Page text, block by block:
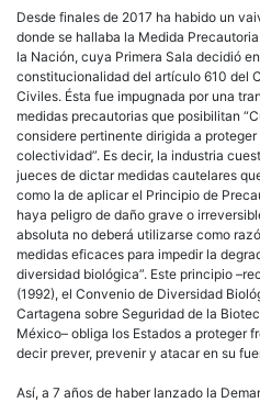
Desde finales de 2017 ha habido un
donde se hallaba la Medida
la Nación, cuya Primera Sala decidió
constitucionalidad del artículo 610 del
Civiles. Ésta fue impugnada por una
medidas precautorias que posibilitan
considere pertinente dirigida a
colectividad”. Es decir, la industria
jueces de dictar medidas cautelares
como la de aplicar el Principio de
haya peligro de daño grave o
absoluta no deberá utilizarse como
medidas eficaces para impedir la
diversidad biológica”. Este principio
(1992), el Convenio de Diversidad
Cartagena sobre Seguridad de la
México– obliga los Estados a proteger
decir prever, prevenir y atacar en su
Así, a 7 años de haber lanzado la